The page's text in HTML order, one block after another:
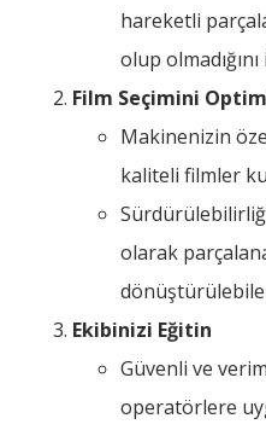
hareketli
olup
Film Seçimini
Makinenizin
kaliteli filmler
olarak
Ekibinizi Eğitin
Güvenli ve
operatörlere